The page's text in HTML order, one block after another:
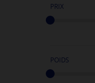
PRIX
POIDS